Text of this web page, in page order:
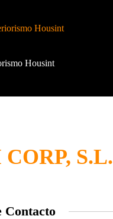
Housint
S.L.
Contacto